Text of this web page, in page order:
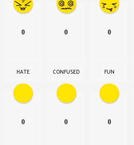
0
HATE
0
CONFUSED
0
FUN
0 0 0